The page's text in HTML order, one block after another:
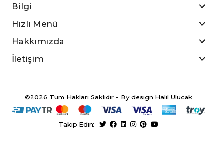
Bilgi
Hızlı Menü
Hakkımızda
İletişim
©2026 Tüm Hakları Saklıdır - By design Halil Ulucak
Takip Edin: